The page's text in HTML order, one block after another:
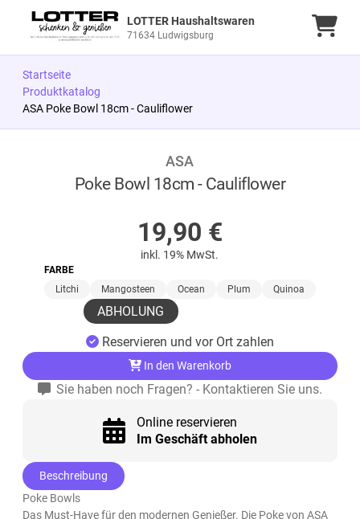
LOTTER Haushaltswaren
71634 Ludwigsburg
Startseite
Produktkatalog
ASA Poke Bowl 18cm - Cauliflower
Zur Produktbeschreibung springen
ASA
Poke Bowl 18cm - Cauliflower
19,90 €
inkl. 19% MwSt.
FARBE
Litchi
Mangosteen Ocean Plum Quinoa
ABHOLUNG
Reservieren und vor Ort zahlen
In den Warenkorb
Sie haben noch Fragen? - Kontaktieren Sie uns.
Online reservieren
Im Geschäft abholen
Beschreibung
Das Must-Have für den modernen Genießer. Die Poke von ASA